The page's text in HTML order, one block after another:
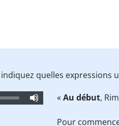
indiquez quelles
«Au début,
Pour